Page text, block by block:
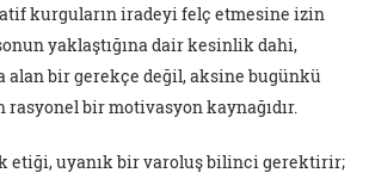
kurguların iradeyi felç etmesine izin
yaklaştığına dair kesinlik dahi,
alan bir gerekçe değil, aksine bugünkü
bir motivasyon kaynağıdır.
etiği, uyanık bir varoluş bilinci gerektirir;